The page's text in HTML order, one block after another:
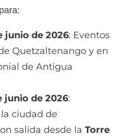
junio de 2026: Eventos
Quetzaltenango y en
de Antigua
junio de 2026:
ciudad de
salida desde la Torre